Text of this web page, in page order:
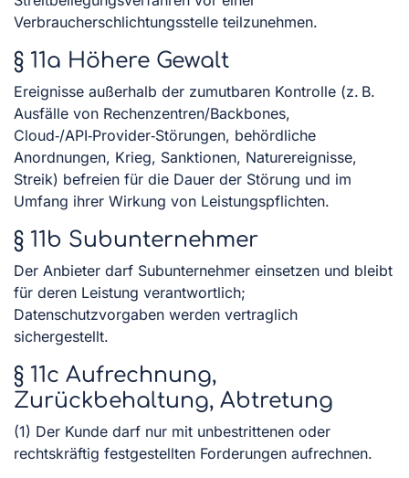
Verbraucherschlichtungsstelle teilzunehmen.
§ 11a Höhere Gewalt
Ereignisse außerhalb der zumutbaren Kontrolle (z. B.
Ausfälle von Rechenzentren/Backbones,
Cloud‑/API‑Provider‑Störungen, behördliche
Anordnungen, Krieg, Sanktionen, Naturereignisse,
Streik) befreien für die Dauer der Störung und im
Umfang ihrer Wirkung von Leistungspflichten.
§ 11b Subunternehmer
Der Anbieter darf Subunternehmer einsetzen und bleibt
für deren Leistung verantwortlich;
Datenschutzvorgaben werden vertraglich
sichergestellt.
§ 11c Aufrechnung,
Zurückbehaltung, Abtretung
(1) Der Kunde darf nur mit unbestrittenen oder
rechtskräftig festgestellten Forderungen aufrechnen.